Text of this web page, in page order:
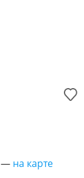
— на карте